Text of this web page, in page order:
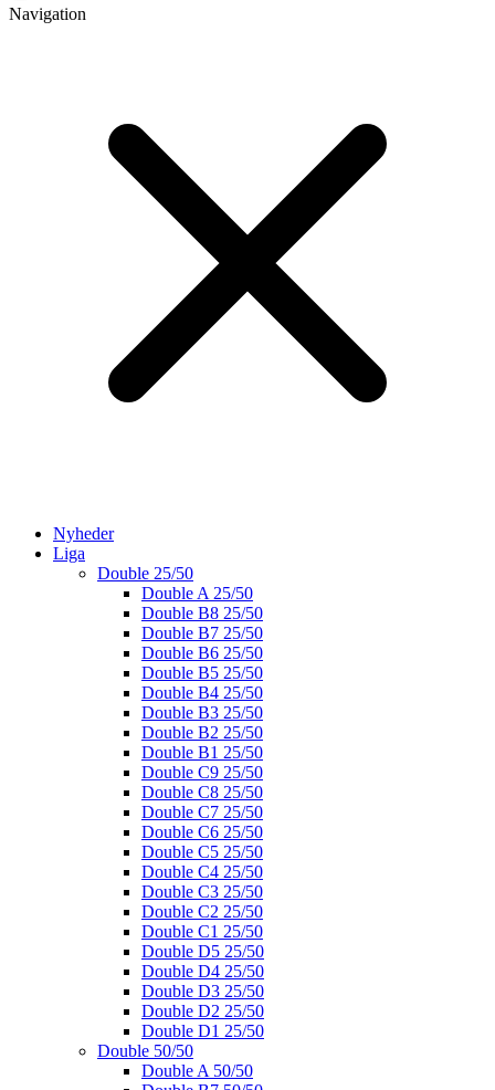
Navigation
Nyheder
Liga
Double 25/50
Double A 25/50
Double B8 25/50
Double B7 25/50
Double B6 25/50
Double B5 25/50
Double B4 25/50
Double B3 25/50
Double B2 25/50
Double B1 25/50
Double C9 25/50
Double C8 25/50
Double C7 25/50
Double C6 25/50
Double C5 25/50
Double C4 25/50
Double C3 25/50
Double C2 25/50
Double C1 25/50
Double D5 25/50
Double D4 25/50
Double D3 25/50
Double D2 25/50
Double D1 25/50
Double 50/50
Double A 50/50